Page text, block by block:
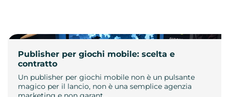
Publisher per giochi mobile: scelta e
contratto
Un publisher per giochi mobile non è un pulsante
magico per il lancio, non è una semplice agenzia